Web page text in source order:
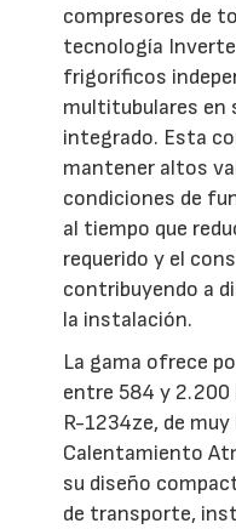
compresores de
tecnología
frigoríficos
multitubulares en
integrado. Esta
mantener altos
condiciones de
al tiempo que
requerido y el
contribuyendo a
la instalación.
La gama ofrece
entre 584 y
R-1234ze, de
Calentamiento
su diseño
de transporte,